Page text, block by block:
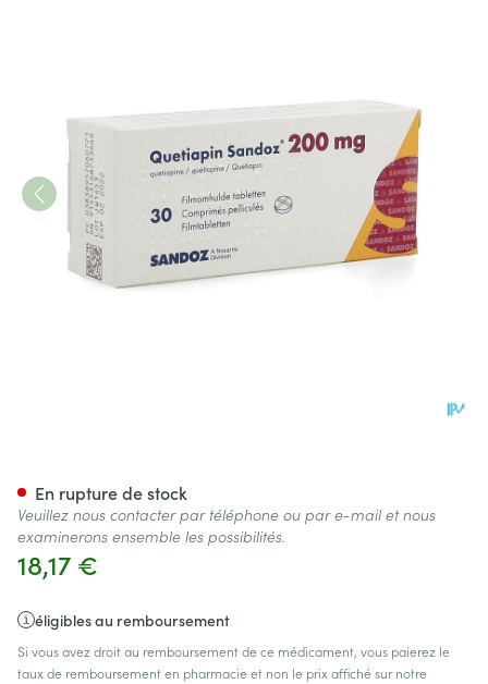
18,17 €
éligibles au remboursement
Si vous avez droit au remboursement de ce médicament, vous paierez le
taux de remboursement en pharmacie et non le prix affiché sur notre
En rupture de stock
Veuillez nous contacter par téléphone ou par e-mail et nous
examinerons ensemble les possibilités.